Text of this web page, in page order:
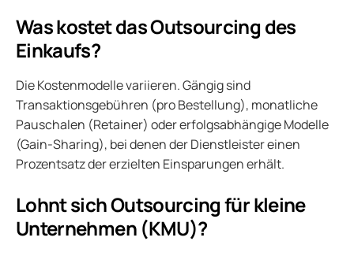
Was kostet das Outsourcing des
Einkaufs?
Die Kostenmodelle variieren. Gängig sind
Transaktionsgebühren (pro Bestellung), monatliche
Pauschalen (Retainer) oder erfolgsabhängige Modelle
(Gain-Sharing), bei denen der Dienstleister einen
Prozentsatz der erzielten Einsparungen erhält.
Lohnt sich Outsourcing für kleine
Unternehmen (KMU)?